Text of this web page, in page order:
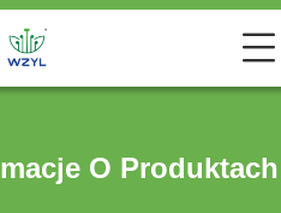
O Produktach